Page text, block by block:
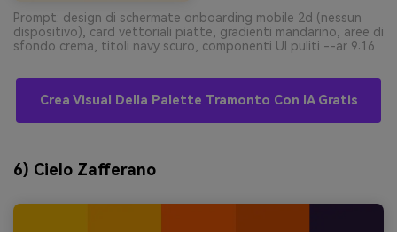
Prompt: design di schermate onboarding mobile 2d (nessun
dispositivo), card vettoriali piatte, gradienti mandarino, aree di
sfondo crema, titoli navy scuro, componenti UI puliti --ar 9:16
Crea Visual Della Palette Tramonto Con IA Gratis
6) Cielo Zafferano